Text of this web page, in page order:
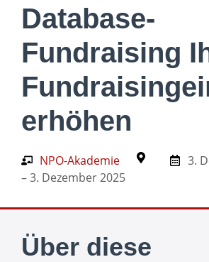
Database-
Fundraising
erhöhen
NPO-Akademie
3.
– 3. Dezember 2025
Über diese